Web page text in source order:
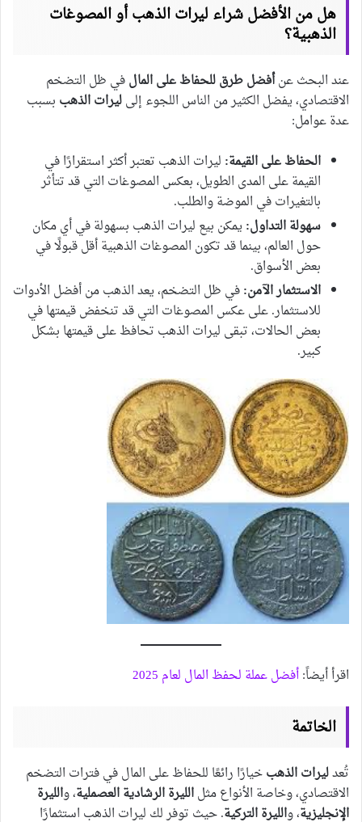
هل من الأفضل شراء ليرات الذهب أو المصوغات
الذهبية؟
عند البحث عنأفضل طرق للحفاظ على المالفي ظل التضخم
الاقتصادي، يفضل الكثير من الناس اللجوء إلىليرات الذهب بسبب
عدة عوامل:
الحفاظ على القيمة: ليرات الذهب تعتبر أكثر استقرارًا في
القيمة على المدى الطويل، بعكس المصوغات التي قد تتأثر
بالتغيرات في الموضة والطلب.
سهولة التداول:يمكن بيع ليرات الذهب بسهولة في أي مكان
حول العالم، بينما قد تكون المصوغات الذهبية أقل قبولًا في
بعض الأسواق.
الاستثمار الآمن:في ظل التضخم، يعد الذهب من أفضل الأدوات
للاستثمار. على عكس المصوغات التي قد تنخفض قيمتها في
بعض الحالات، تبقى ليرات الذهب تحافظ على قيمتها بشكل
كبير.
اقرأ أيضاً:أفضل عملة لحفظ المال لعام 2025
الخاتمة
تُعدليرات الذهبخيارًا رائعًا للحفاظ على المال في فترات التضخم
الاقتصادي، وخاصة الأنواع مثلالليرة الرشادية العصملية، والليرة
الإنجليزية، والليرة التركية. حيث توفر لك ليرات الذهب استثمارًا